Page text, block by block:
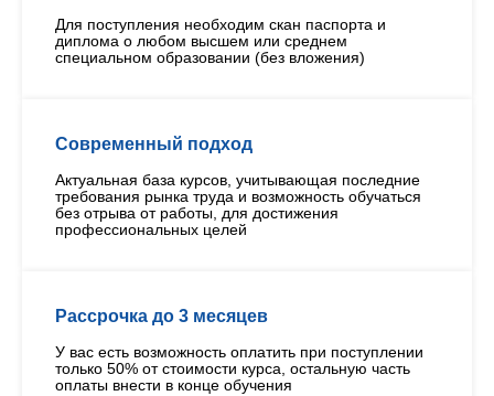
Для поступления необходим скан паспорта и
диплома о любом высшем или среднем
специальном образовании (без вложения)
Современный подход
Актуальная база курсов, учитывающая последние
требования рынка труда и возможность обучаться
без отрыва от работы, для достижения
профессиональных целей
Рассрочка до 3 месяцев
У вас есть возможность оплатить при поступлении
только 50% от стоимости курса, остальную часть
оплаты внести в конце обучения